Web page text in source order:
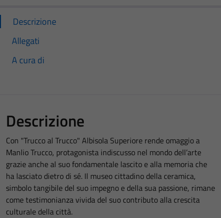
Descrizione
Allegati
A cura di
Descrizione
Con "Trucco al Trucco" Albisola Superiore rende omaggio a
Manlio Trucco, protagonista indiscusso nel mondo dell’arte
grazie anche al suo fondamentale lascito e alla memoria che
ha lasciato dietro di sé. Il museo cittadino della ceramica,
simbolo tangibile del suo impegno e della sua passione, rimane
come testimonianza vivida del suo contributo alla crescita
culturale della città.